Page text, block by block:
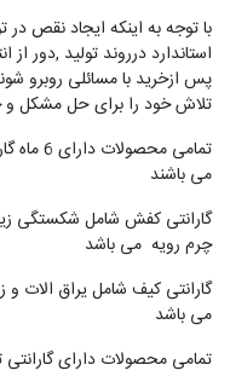
با توجه به اینکه ایجاد نقص در
استاندارد درروند تولید ,دور
پس ازخرید با مسائلی روبرو
تلاش خود را برای حل مشکل و
تمامی
می باشند
گارانتی کفش شامل شکستگی
چرم رویه می باشد
گارانتی کیف شامل یراق
می باشد
تمامی محصولات دارای